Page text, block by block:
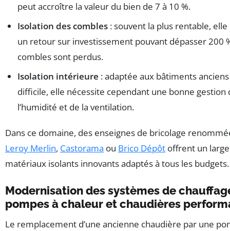
peut accroître la valeur du bien de 7 à 10 %.
Isolation des combles : souvent la plus rentable,
un retour sur investissement pouvant dépasser 200
combles sont perdus.
Isolation intérieure : adaptée aux bâtiments anciens
difficile, elle nécessite cependant une bonne gestion
l’humidité et de la ventilation.
Dans ce domaine, des enseignes de bricolage
Leroy Merlin, Castorama ou Brico Dépôt offrent un
matériaux isolants innovants adaptés à tous les budgets.
Modernisation des systèmes de
pompes à chaleur et chaudières
Le remplacement d’une ancienne chaudière par une